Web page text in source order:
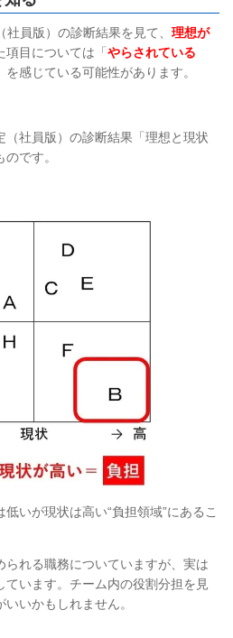
員版）の診断結果を見て、 理想が
項目については「やらされている
を感じている可能性があります。
社員版）の診断結果「理想と現状
です。
いが現状は高い“負担領域”にあるこ
られる職務についていますが、実は
います。チーム内の役割分担を見
いかもしれません。